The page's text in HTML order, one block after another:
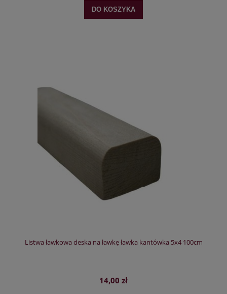
DO KOSZYKA
Listwa ławkowa deska na ławkę ławka kantówka 5x4 100cm
14,00 zł